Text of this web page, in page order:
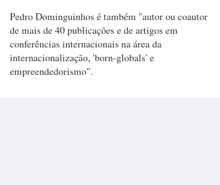
Pedro Dominguinhos é também "autor ou coautor
de mais de 40 publicações e de artigos em
conferências internacionais na área da
internacionalização, 'born-globals' e
empreendedorismo".